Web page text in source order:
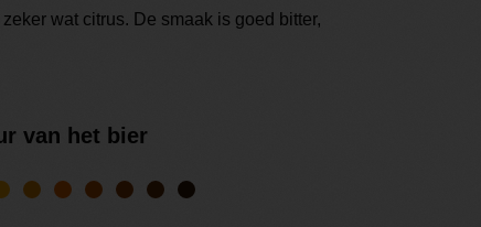
wat citrus. De smaak is goed bitter,
van het bier